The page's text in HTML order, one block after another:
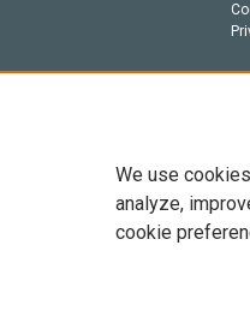
We use
analyze,
cookie